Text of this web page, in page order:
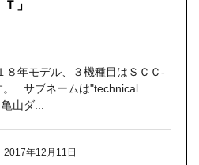
Ｔ」
８年モデル、３機種目はＳＣＣ‐
。 サブネームは"technical
山ダ...
2017年12月11日